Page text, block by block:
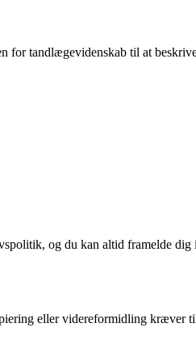
for tandlægevidenskab til at
og du kan altid framelde dig
eller videreformidling kræver